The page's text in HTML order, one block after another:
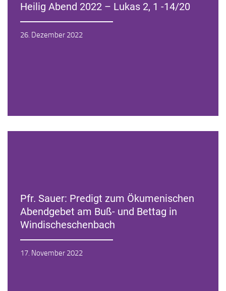
Heilig Abend 2022 – Lukas 2, 1 -14/20
26. Dezember 2022
Zur Andacht
Pfr. Sauer: Predigt zum Ökumenischen
Abendgebet am Buß- und Bettag in
Windischeschenbach
17. November 2022
Zur Andacht